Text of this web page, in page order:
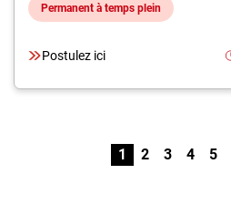
Permanent à temps plein
Postulez ici
1 2 3 4 5